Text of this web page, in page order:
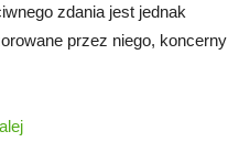
zdania jest jednak
przez niego, koncerny